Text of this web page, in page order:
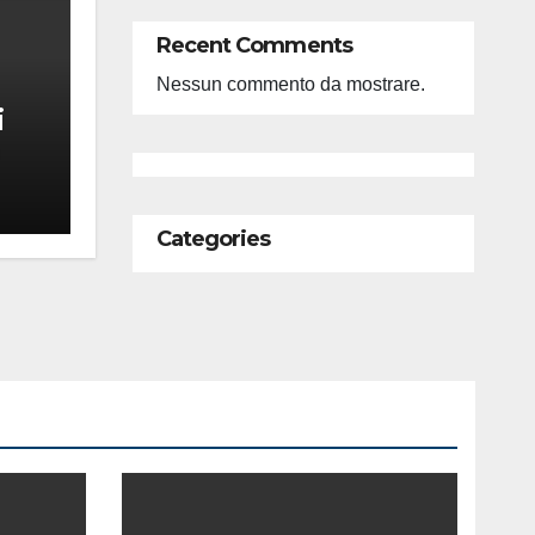
Recent Comments
Nessun commento da mostrare.
Categories